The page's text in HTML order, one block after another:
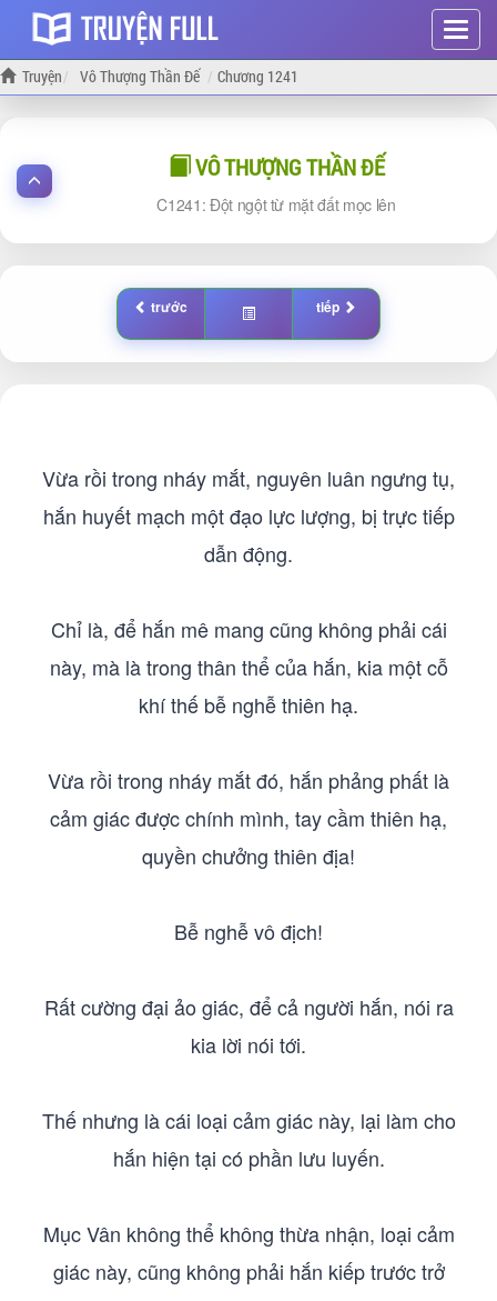
Hiện
menu
Truyện Vô Thượng Thần Đế Chương 1241
VÔ THƯỢNG THẦN ĐẾ
1241: Đột ngột từ mặt đất mọc lên
trước tiếp
Vừa rồi trong nháy mắt, nguyên luân ngưng tụ,
hắn huyết mạch một đạo lực lượng, bị trực tiếp
dẫn động.
Chỉ là, để hắn mê mang cũng không phải cái
này, mà là trong thân thể của hắn, kia một cỗ
khí thế bễ nghễ thiên hạ.
Vừa rồi trong nháy mắt đó, hắn phảng phất là
cảm giác được chính mình, tay cầm thiên hạ,
quyền chưởng thiên địa!
Bễ nghễ vô địch!
Rất cường đại ảo giác, để cả người hắn, nói ra
kia lời nói tới.
Thế nhưng là cái loại cảm giác này, lại làm cho
hắn hiện tại có phần lưu luyến.
Mục Vân không thể không thừa nhận, loại cảm
giác này, cũng không phải hắn kiếp trước trở